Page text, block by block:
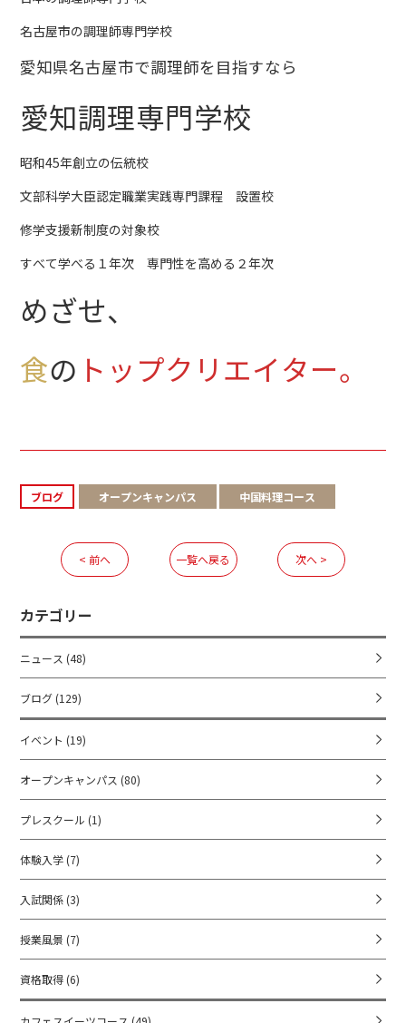
名古屋市の調理師専門学校
愛知県名古屋市で調理師を目指すなら
愛知調理専門学校
昭和45年創立の伝統校
文部科学大臣認定職業実践専門課程 設置校
修学支援新制度の対象校
すべて学べる１年次 専門性を高める２年次
めざせ、
食の トップクリエイター。
ブログ オープンキャンパス 中国料理コース
< 前へ 一覧へ戻る 次へ >
カテゴリー
ニュース (48)
ブログ (129)
イベント (19)
オープンキャンパス (80)
プレスクール (1)
体験入学 (7)
入試関係 (3)
授業風景 (7)
資格取得 (6)